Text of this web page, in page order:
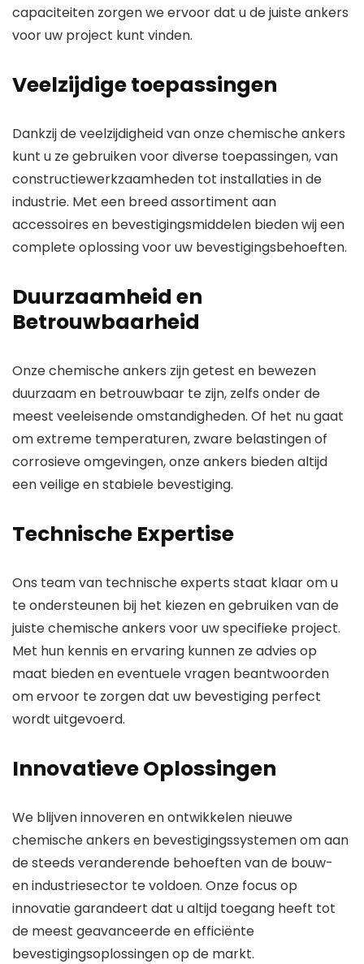
capaciteiten zorgen we ervoor dat u de juiste ankers
voor uw project kunt vinden.
Veelzijdige toepassingen
Dankzij de veelzijdigheid van onze chemische ankers
kunt u ze gebruiken voor diverse toepassingen, van
constructiewerkzaamheden tot installaties in de
industrie. Met een breed assortiment aan
accessoires en bevestigingsmiddelen bieden wij een
complete oplossing voor uw bevestigingsbehoeften.
Duurzaamheid en
Betrouwbaarheid
Onze chemische ankers zijn getest en bewezen
duurzaam en betrouwbaar te zijn, zelfs onder de
meest veeleisende omstandigheden. Of het nu gaat
om extreme temperaturen, zware belastingen of
corrosieve omgevingen, onze ankers bieden altijd
een veilige en stabiele bevestiging.
Technische Expertise
Ons team van technische experts staat klaar om u
te ondersteunen bij het kiezen en gebruiken van de
juiste chemische ankers voor uw specifieke project.
Met hun kennis en ervaring kunnen ze advies op
maat bieden en eventuele vragen beantwoorden
om ervoor te zorgen dat uw bevestiging perfect
wordt uitgevoerd.
Innovatieve Oplossingen
We blijven innoveren en ontwikkelen nieuwe
chemische ankers en bevestigingssystemen om aan
de steeds veranderende behoeften van de bouw-
en industriesector te voldoen. Onze focus op
innovatie garandeert dat u altijd toegang heeft tot
de meest geavanceerde en efficiënte
bevestigingsoplossingen op de markt.